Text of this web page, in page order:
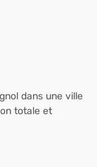
dans une ville
totale et